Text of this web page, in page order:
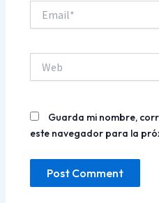
Guarda mi nombre,
este navegador para la